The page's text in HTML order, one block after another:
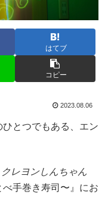
はてブ
コピー
2023.08.06
とつでもある、エン
クレヨンしんちゃん
手巻き寿司〜』にお